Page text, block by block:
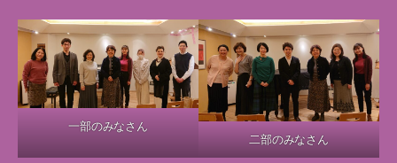
一部のみなさん
二部のみなさん